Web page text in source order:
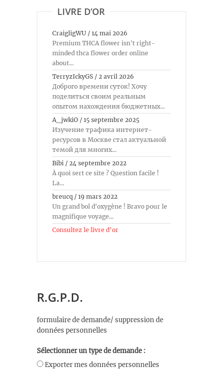
LIVRE D’OR
CraigligWU / 14 mai 2026
Premium THCA flower isn't right-
minded thca flower order online
about...
TerryzIckyGS / 2 avril 2026
Доброго времени суток! Хочу
поделиться своим реальным
опытом нахождения бюджетных...
A_jwkiO / 15 septembre 2025
Изучение трафика интернет-
ресурсов в Москве стал актуальной
темой для многих...
Bibi / 24 septembre 2022
À quoi sert ce site ? Question facile !
La...
breucq / 19 mars 2022
Un grand bol d'oxygène ! Bravo pour le
magnifique voyage...
Consultez le livre d’or
R.G.P.D.
formulaire de demande/ suppression de
données personnelles
Sélectionner un type de demande :
Exporter mes données personnelles